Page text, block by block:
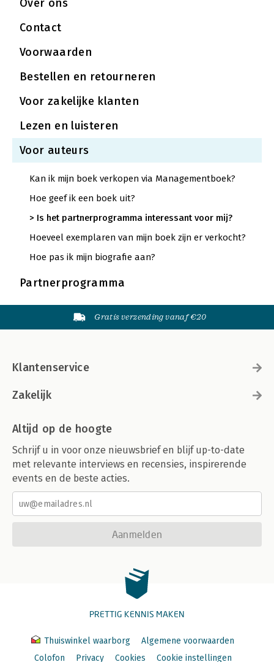
Over ons
Contact
Voorwaarden
Bestellen en retourneren
Voor zakelijke klanten
Lezen en luisteren
Voor auteurs
Kan ik mijn boek verkopen via Managementboek?
Hoe geef ik een boek uit?
Is het partnerprogramma interessant voor mij?
Hoeveel exemplaren van mijn boek zijn er verkocht?
Hoe pas ik mijn biografie aan?
Partnerprogramma
Gratis verzending vanaf €20
Klantenservice
Zakelijk
Altijd op de hoogte
Schrijf u in voor onze nieuwsbrief en blijf up-to-date
met relevante interviews en recensies, inspirerende
events en de beste acties.
Aanmelden
PRETTIG KENNIS MAKEN
Thuiswinkel waarborg
Algemene voorwaarden
Colofon
Privacy Cookies Cookie instellingen